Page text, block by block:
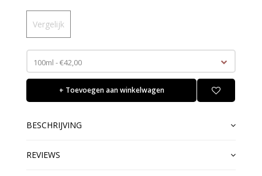
Vergelijk
100ml - €42,00
+ Toevoegen aan winkelwagen
BESCHRIJVING
REVIEWS